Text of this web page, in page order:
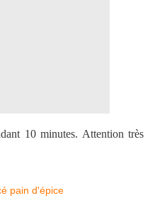
10 minutes. Attention très